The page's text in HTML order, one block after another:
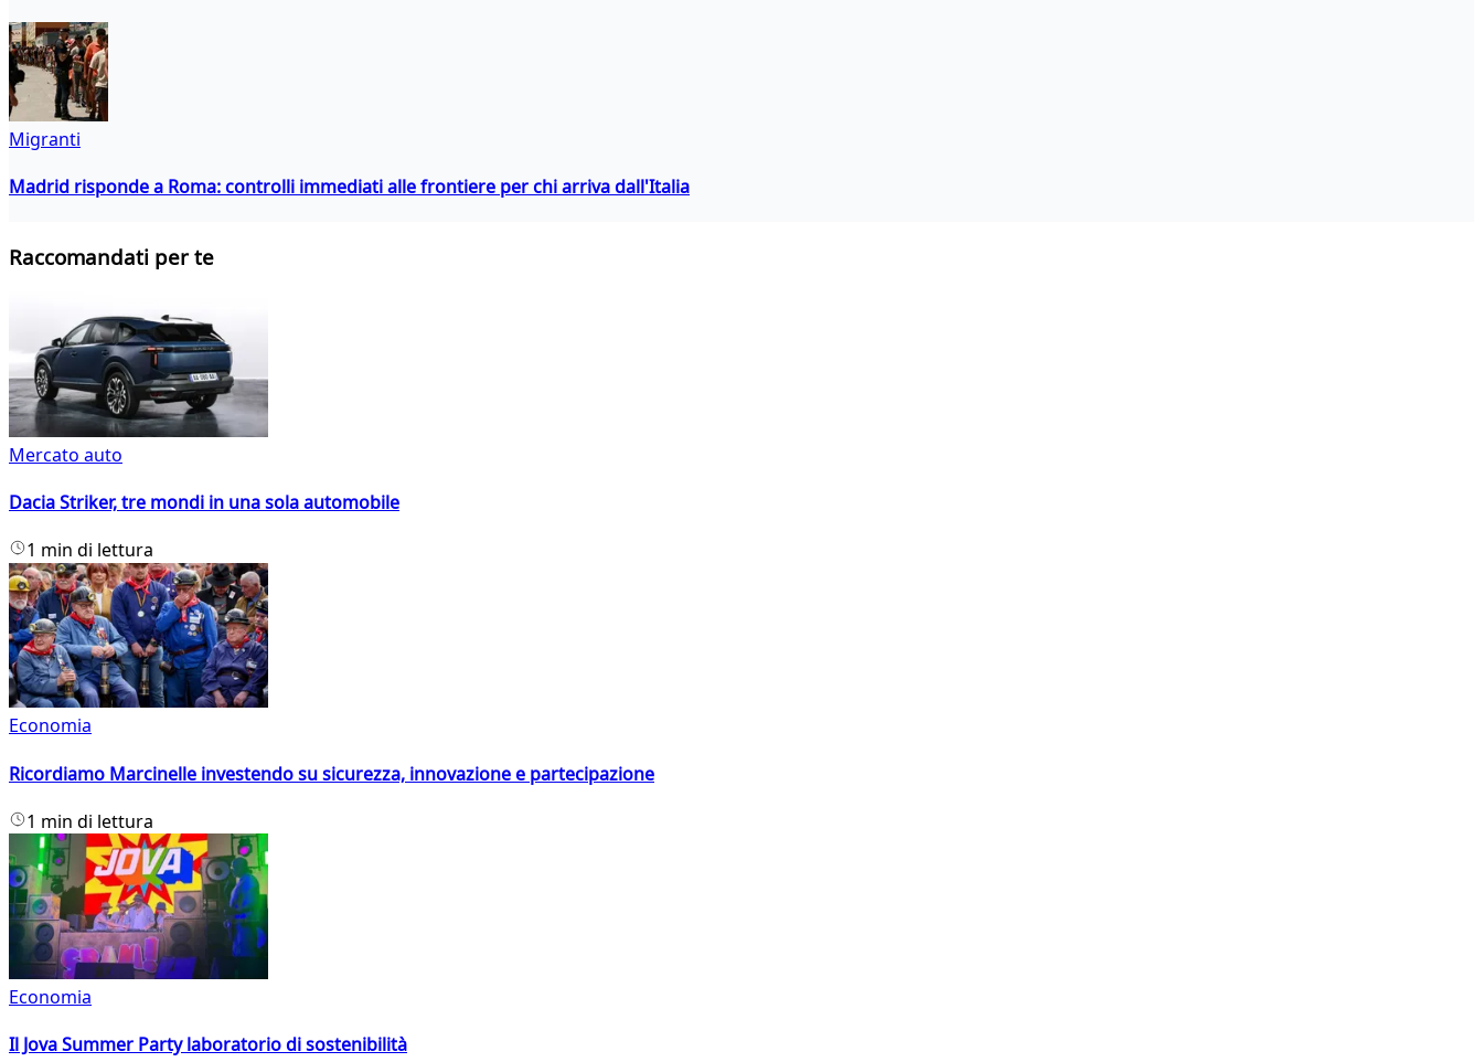
Migranti
Madrid risponde a Roma: controlli immediati alle frontiere per chi arriva dall'Italia
Raccomandati per te
Mercato auto
Dacia Striker, tre mondi in una sola automobile
1 min di lettura
Economia
Ricordiamo Marcinelle investendo su sicurezza, innovazione e partecipazione
1 min di lettura
Economia
Il Jova Summer Party laboratorio di sostenibilità